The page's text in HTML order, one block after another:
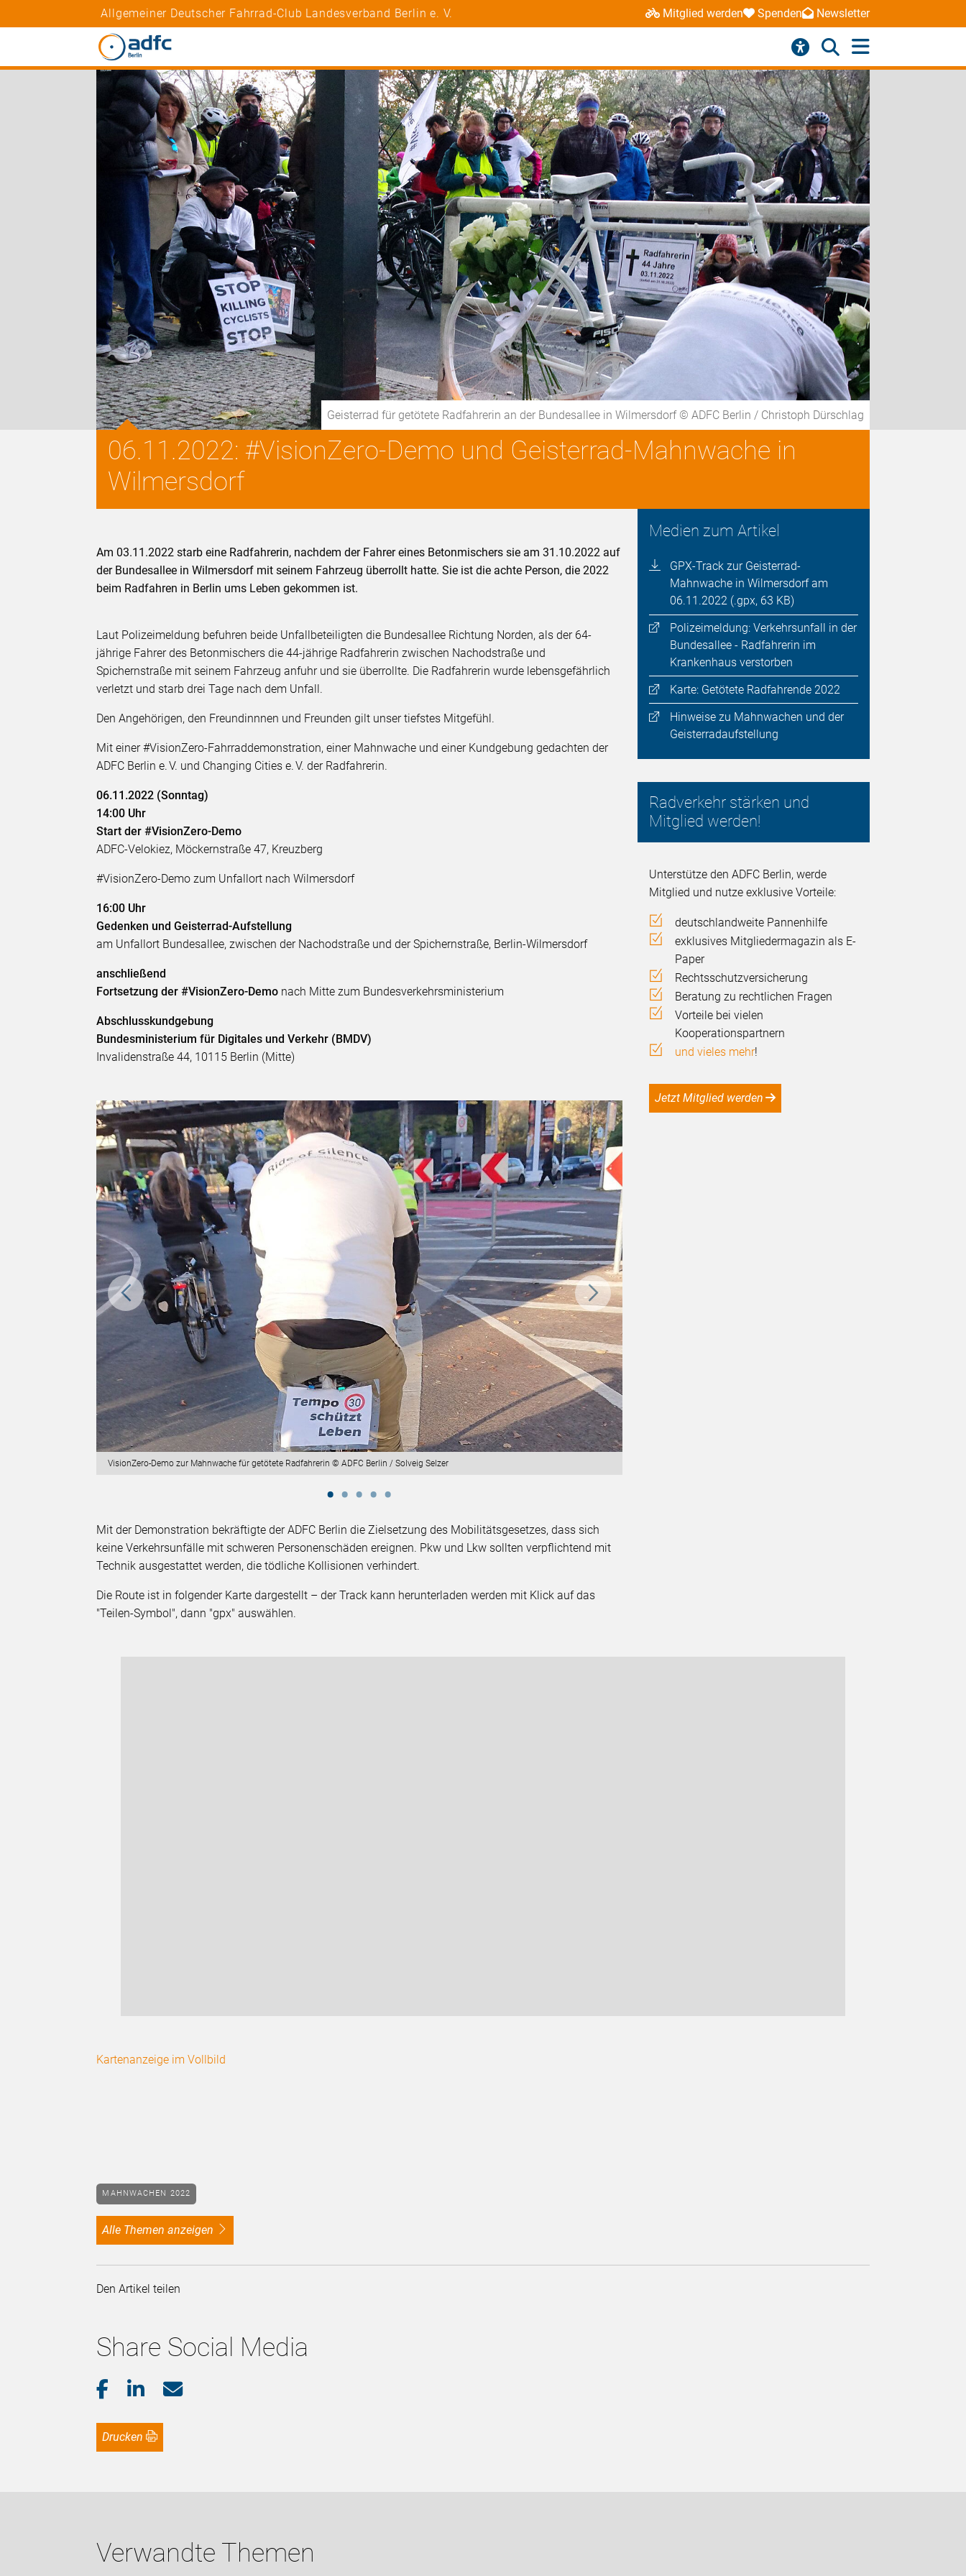
Allgemeiner Deutscher Fahrrad-Club Landesverband Berlin e. V. Mitglied werden Spenden Newsletter
Geisterrad für getötete Radfahrerin an der Bundesallee in Wilmersdorf © ADFC Berlin / Christoph Dürschlag
06.11.2022: #VisionZero-Demo und Geisterrad-Mahnwache in
Wilmersdorf
Medien zum Artikel
GPX-Track zur Geisterrad-
Mahnwache in Wilmersdorf am
06.11.2022 (.gpx, 63 KB)
Polizeimeldung: Verkehrsunfall in der
Bundesallee - Radfahrerin im
Krankenhaus verstorben
Karte: Getötete Radfahrende 2022
Hinweise zu Mahnwachen und der
Geisterradaufstellung
Radverkehr stärken und
Mitglied werden!
Unterstütze den ADFC Berlin, werde
Mitglied und nutze exklusive Vorteile:
deutschlandweite Pannenhilfe
exklusives Mitgliedermagazin als E-
Paper
Rechtsschutzversicherung
Beratung zu rechtlichen Fragen
Vorteile bei vielen
Kooperationspartnern
und vieles mehr!
Jetzt Mitglied werden
Am 03.11.2022 starb eine Radfahrerin, nachdem der Fahrer eines Betonmischers sie am 31.10.2022 auf
der Bundesallee in Wilmersdorf mit seinem Fahrzeug überrollt hatte. Sie ist die achte Person, die 2022
beim Radfahren in Berlin ums Leben gekommen ist.
Laut Polizeimeldung befuhren beide Unfallbeteiligten die Bundesallee Richtung Norden, als der 64-
jährige Fahrer des Betonmischers die 44-jährige Radfahrerin zwischen Nachodstraße und
Spichernstraße mit seinem Fahrzeug anfuhr und sie überrollte. Die Radfahrerin wurde lebensgefährlich
verletzt und starb drei Tage nach dem Unfall.
Den Angehörigen, den Freundinnnen und Freunden gilt unser tiefstes Mitgefühl.
Mit einer #VisionZero-Fahrraddemonstration, einer Mahnwache und einer Kundgebung gedachten der
ADFC Berlin e. V. und Changing Cities e. V. der Radfahrerin.
06.11.2022 (Sonntag)
14:00 Uhr
Start der #VisionZero-Demo
ADFC-Velokiez, Möckernstraße 47, Kreuzberg
#VisionZero-Demo zum Unfallort nach Wilmersdorf
16:00 Uhr
Gedenken und Geisterrad-Aufstellung
am Unfallort Bundesallee, zwischen der Nachodstraße und der Spichernstraße, Berlin-Wilmersdorf
anschließend
Fortsetzung der #VisionZero-Demo nach Mitte zum Bundesverkehrsministerium
Abschlusskundgebung
Bundesministerium für Digitales und Verkehr (BMDV)
Invalidenstraße 44, 10115 Berlin (Mitte)
VisionZero-Demo zur Mahnwache für getötete Radfahrerin © ADFC Berlin / Solveig Selzer
Mit der Demonstration bekräftigte der ADFC Berlin die Zielsetzung des Mobilitätsgesetzes, dass sich
keine Verkehrsunfälle mit schweren Personenschäden ereignen. Pkw und Lkw sollten verpflichtend mit
Technik ausgestattet werden, die tödliche Kollisionen verhindert.
Die Route ist in folgender Karte dargestellt – der Track kann herunterladen werden mit Klick auf das
"Teilen-Symbol", dann "gpx" auswählen.
Kartenanzeige im Vollbild
MAHNWACHEN 2022
alle Themen anzeigen
Den Artikel teilen
Share Social Media
Drucken
Verwandte Themen